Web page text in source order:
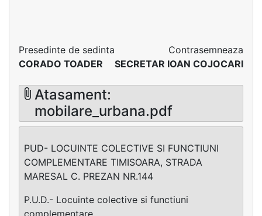
Presedinte de sedinta
CORADO TOADER
Contrasemneaza
SECRETAR IOAN COJOCARI
Atasament:
mobilare_urbana.pdf
PUD- LOCUINTE COLECTIVE SI FUNCTIUNI
COMPLEMENTARE TIMISOARA, STRADA
MARESAL C. PREZAN NR.144
P.U.D.- Locuinte colective si functiuni
complementare